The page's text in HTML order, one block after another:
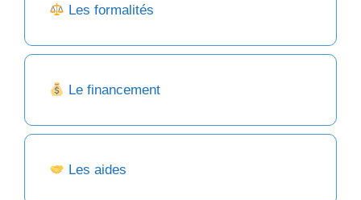
Les formalités
Le financement
Les aides